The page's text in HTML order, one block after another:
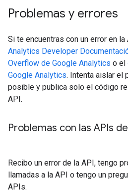
Problemas y errores
Si te encuentras con un error en
Analytics Developer
Overflow de Google Analytics o el
Google Analytics. Intenta aislar el
posible y publica solo el código
API.
Problemas con las APIs
Recibo un error de la API, tengo
llamadas a la API o tengo un
APIs.